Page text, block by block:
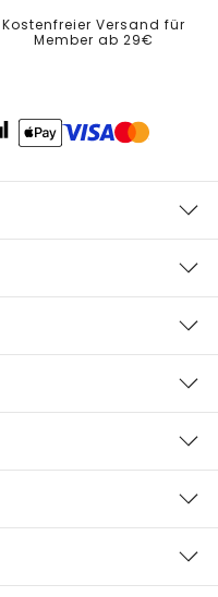
Kostenfreier Versand für
Member ab 29€